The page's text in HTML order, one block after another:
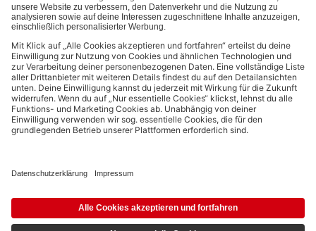
kannst den Newsletter jederzeit kostenlos abbestellen.
Datenschutzbestimmungen.
Bezahlmethoden:
© 2026 tonies GmbH